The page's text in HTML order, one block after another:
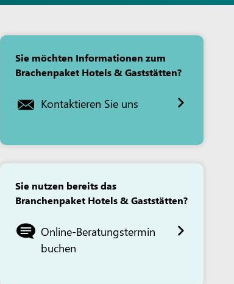
Sie möchten Informationen zum
Brachenpaket Hotels & Gaststätten?
Kontaktieren Sie uns
Sie nutzen bereits das
Branchenpaket Hotels & Gaststätten?
Online-Beratungstermin
buchen